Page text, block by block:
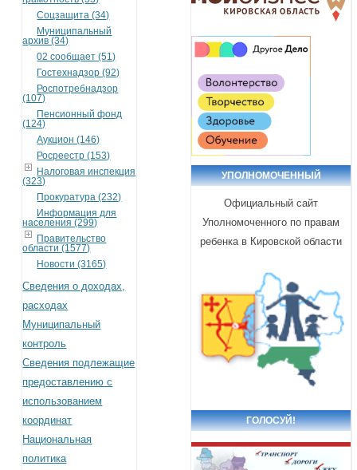
Соцзащита (34)
Муниципальный
архив (34)
02 сообщает (51)
Гостехнадзор (92)
Роспотребнадзор
(107)
Пенсионный фонд
(124)
Аукцион (146)
Росреестр (153)
Налоговая инспекция
(323)
Прокуратура (232)
Информация для
населения (299)
Правительство
области (1577)
Новости (3165)
Сведения о доходах,
расходах
Муниципальный
контроль
Сведения подлежащие
предоставлению с
использованием
координат
Национальная
политика
УПОЛНОМОЧЕННЫЙ
Официальный сайт
Уполномоченного по правам
ребенка в Кировской области
ГОЛОСУЙ!